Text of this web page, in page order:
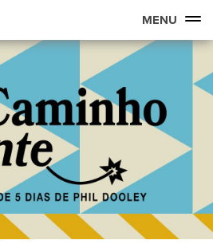
MENU